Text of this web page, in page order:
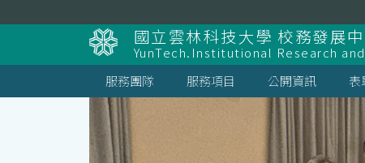
到
主
要
內
容
區
塊
國立雲林科技大學 校務發展
YunTech.Institutional Research
服務團隊
服務項目 公開資訊 表